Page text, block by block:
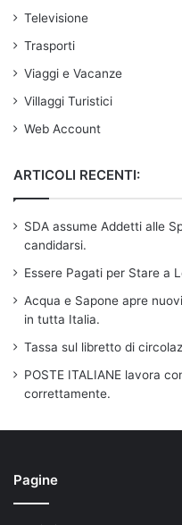
Televisione
Trasporti
Viaggi e Vacanze
Villaggi Turistici
Web Account
ARTICOLI RECENTI:
SDA assume Addetti alle
candidarsi.
Essere Pagati per Stare a
Acqua e Sapone apre
in tutta Italia.
Tassa sul libretto di
POSTE ITALIANE lavora
correttamente.
Pagine